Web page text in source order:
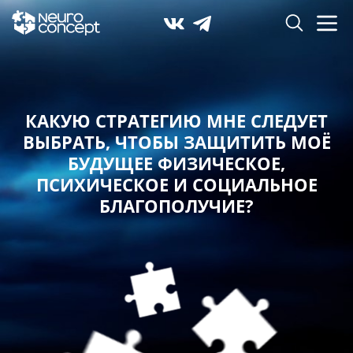
КАКУЮ СТРАТЕГИЮ МНЕ СЛЕДУЕТ
ВЫБРАТЬ,ЧТОБЫ ЗАЩИТИТЬ МОЁ
БУДУЩЕЕ ФИЗИЧЕСКОЕ,
ПСИХИЧЕСКОЕ И СОЦИАЛЬНОЕ
БЛАГОПОЛУЧИЕ?